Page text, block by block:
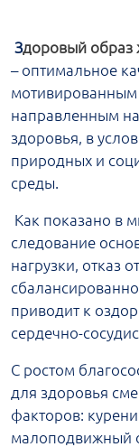
Здоровый образ
– оптимальное
мотивированным
направленным
здоровья, в
природных и
среды.
Как показано в
следование
нагрузки, отказ
приводит к
сердечно-
С ростом
для здоровья
факторов:
малоподвижный